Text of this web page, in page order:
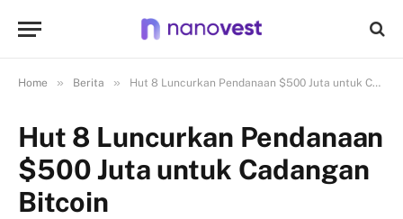
Home » Berita » Hut 8 Luncurkan Pendanaan $500 Juta untuk Cadangan Bitcoin
Hut 8 Luncurkan Pendanaan
$500 Juta untuk Cadangan
Bitcoin